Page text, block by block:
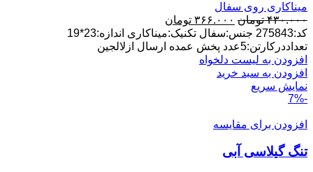
میناکاری روی سفال
۴۳۰.۰۰۰ تومان قیمت
اصلی:
۴۳۰.۰۰۰ تومان
بود.
۳۶۶.۰۰۰ تومان
فعلی:
۳۶۶.۰۰۰ تومان.
کد:275843 جنس:سفال تکنیک:میناکاری اندازه:23*19
تعداددرکارتن:5عدد پخش عمده ارسال ازلالجین
افزودن به لیست دلخواه
افزودن به سبد خرید
نمایش سریع
-7%
افزودن برای مقایسه
تنگ گیلاسی آبی